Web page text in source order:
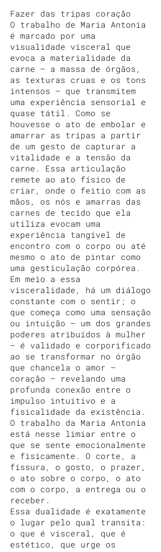
Fazer das tripas coração
O trabalho de Maria Antonia
é marcado por uma
visualidade visceral que
evoca a materialidade da
carne — a massa de órgãos,
as texturas cruas e os tons
intensos — que transmitem
uma experiência sensorial e
quase tátil. Como se
houvesse o ato de embolar e
amarrar as tripas a partir
de um gesto de capturar a
vitalidade e a tensão da
carne. Essa articulação
remete ao ato físico de
criar, onde o feitio com as
mãos, os nós e amarras das
carnes de tecido que ela
utiliza evocam uma
experiência tangível de
encontro com o corpo ou até
mesmo o ato de pintar como
uma gesticulação corpórea.
Em meio a essa
visceralidade, há um diálogo
constante com o sentir; o
que começa como uma sensação
ou intuição — um dos grandes
poderes atribuídos à mulher
— é validado e corporificado
ao se transformar no órgão
que chancela o amor –
coração – revelando uma
profunda conexão entre o
impulso intuitivo e a
fisicalidade da existência.
O trabalho da Maria Antonia
está nesse limiar entre o
que se sente emocionalmente
e fisicamente. O corte, a
fissura, o gosto, o prazer,
o ato sobre o corpo, o ato
com o corpo, a entrega ou o
receber.
Essa dualidade é exatamente
o lugar pelo qual transita:
o que é visceral, que é
estético, que urge os